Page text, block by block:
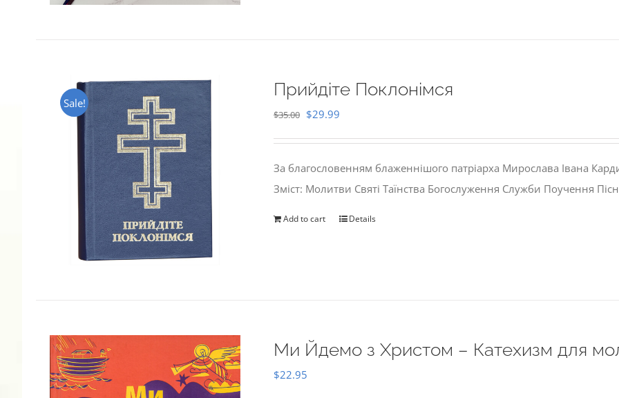
Sale!
Прийдіте Поклонімся
$35.00 Original
$35.00.
$29.99
$29.99.
За благословенням блаженнішого патріарха Мирослава Івана
Зміст: Молитви Святі Таїнства Богослуження Служби Поучення
Add to cart Details
Ми Йдемо з Христом – Катехизм для
$22.95